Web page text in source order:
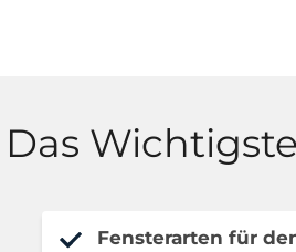
Das
Fensterarten für